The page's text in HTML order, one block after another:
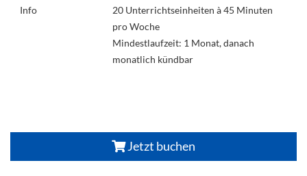
Info
20 Unterrichtseinheiten à 45 Minuten
pro Woche
Mindestlaufzeit: 1 Monat, danach
monatlich kündbar
Jetzt buchen